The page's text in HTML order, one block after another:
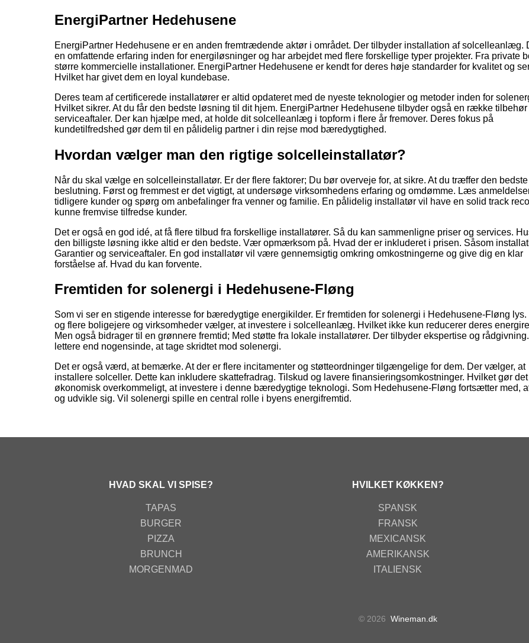
EnergiPartner Hedehusene
EnergiPartner Hedehusene er en anden fremtrædende aktør i området. Der tilbyder installation af solcelleanlæg.
en omfattende erfaring inden for energiløsninger og har arbejdet med flere forskellige typer projekter. Fra private
større kommercielle installationer. EnergiPartner Hedehusene er kendt for deres høje standarder for kvalitet og
Hvilket har givet dem en loyal kundebase.
Deres team af certificerede installatører er altid opdateret med de nyeste teknologier og metoder inden for
Hvilket sikrer. At du får den bedste løsning til dit hjem. EnergiPartner Hedehusene tilbyder også en række tilbehør
serviceaftaler. Der kan hjælpe med, at holde dit solcelleanlæg i topform i flere år fremover. Deres fokus på
kundetilfredshed gør dem til en pålidelig partner i din rejse mod bæredygtighed.
Hvordan vælger man den rigtige solcelleinstallatør?
Når du skal vælge en solcelleinstallatør. Er der flere faktorer; Du bør overveje for, at sikre. At du træffer den bedste
beslutning. Først og fremmest er det vigtigt, at undersøge virksomhedens erfaring og omdømme. Læs
tidligere kunder og spørg om anbefalinger fra venner og familie. En pålidelig installatør vil have en solid track
kunne fremvise tilfredse kunder.
Det er også en god idé, at få flere tilbud fra forskellige installatører. Så du kan sammenligne priser og services.
den billigste løsning ikke altid er den bedste. Vær opmærksom på. Hvad der er inkluderet i prisen. Såsom
Garantier og serviceaftaler. En god installatør vil være gennemsigtig omkring omkostningerne og give dig en klar
forståelse af. Hvad du kan forvente.
Fremtiden for solenergi i Hedehusene-Fløng
Som vi ser en stigende interesse for bæredygtige energikilder. Er fremtiden for solenergi i Hedehusene-Fløng lys.
og flere boligejere og virksomheder vælger, at investere i solcelleanlæg. Hvilket ikke kun reducerer deres
Men også bidrager til en grønnere fremtid; Med støtte fra lokale installatører. Der tilbyder ekspertise og
lettere end nogensinde, at tage skridtet mod solenergi.
Det er også værd, at bemærke. At der er flere incitamenter og støtteordninger tilgængelige for dem. Der vælger, at
installere solceller. Dette kan inkludere skattefradrag. Tilskud og lavere finansieringsomkostninger. Hvilket gør
økonomisk overkommeligt, at investere i denne bæredygtige teknologi. Som Hedehusene-Fløng fortsætter med,
og udvikle sig. Vil solenergi spille en central rolle i byens energifremtid.
HVAD SKAL VI SPISE?
TAPAS
BURGER
PIZZA
BRUNCH
MORGENMAD
HVILKET KØKKEN?
SPANSK
FRANSK
MEXICANSK
AMERIKANSK
ITALIENSK
© 2026 Wineman.dk